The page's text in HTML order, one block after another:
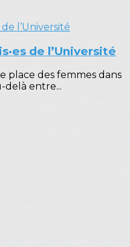
de l’Université
place des femmes dans
delà entre...